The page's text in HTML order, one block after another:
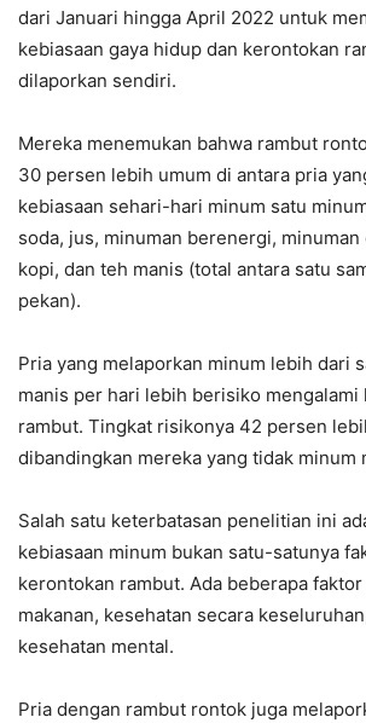
dari Januari hingga April 2022 untuk
kebiasaan gaya hidup dan kerontokan
dilaporkan sendiri.
Mereka menemukan bahwa rambut
30 persen lebih umum di antara pria
kebiasaan sehari-hari minum satu
soda, jus, minuman berenergi,
kopi, dan teh manis (total antara satu
pekan).
Pria yang melaporkan minum lebih dari
manis per hari lebih berisiko mengalami
rambut. Tingkat risikonya 42 persen
dibandingkan mereka yang tidak minum
Salah satu keterbatasan penelitian ini
kebiasaan minum bukan satu-satunya
kerontokan rambut. Ada beberapa
makanan, kesehatan secara
kesehatan mental.
Pria dengan rambut rontok juga